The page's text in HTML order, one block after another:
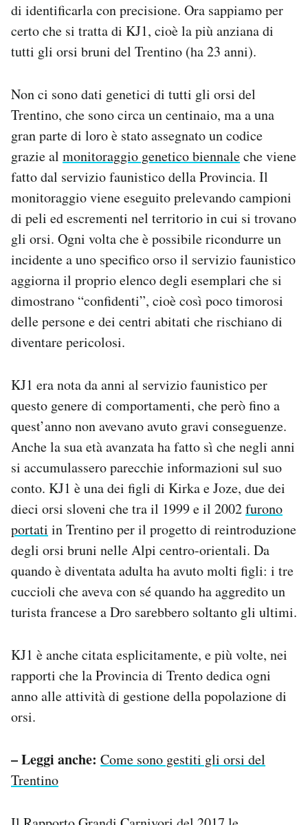
di identificarla con precisione. Ora sappiamo per
certo che si tratta di KJ1, cioè la più anziana di
tutti gli orsi bruni del Trentino (ha 23 anni).
Non ci sono dati genetici di tutti gli orsi del
Trentino, che sono circa un centinaio, ma a una
gran parte di loro è stato assegnato un codice
grazie al monitoraggio genetico biennaleche viene
fatto dal servizio faunistico della Provincia. Il
monitoraggio viene eseguito prelevando campioni
di peli ed escrementi nel territorio in cui si trovano
gli orsi. Ogni volta che è possibile ricondurre un
incidente a uno specifico orso il servizio faunistico
aggiorna il proprio elenco degli esemplari che si
dimostrano “confidenti”, cioè così poco timorosi
delle persone e dei centri abitati che rischiano di
diventare pericolosi.
KJ1 era nota da anni al servizio faunistico per
questo genere di comportamenti, che però fino a
quest’anno non avevano avuto gravi conseguenze.
Anche la sua età avanzata ha fatto sì che negli anni
si accumulassero parecchie informazioni sul suo
conto. KJ1 è una dei figli di Kirka e Joze, due dei
dieci orsi sloveni che tra il 1999 e il 2002furono
portati in Trentino per il progetto di reintroduzione
degli orsi bruni nelle Alpi centro-orientali. Da
quando è diventata adulta ha avuto molti figli: i tre
cuccioli che aveva con sé quando ha aggredito un
turista francese a Dro sarebbero soltanto gli ultimi.
KJ1 è anche citata esplicitamente, e più volte, nei
rapporti che la Provincia di Trento dedica ogni
anno alle attività di gestione della popolazione di
orsi.
– Leggi anche: Come sono gestiti gli orsi del
Trentino